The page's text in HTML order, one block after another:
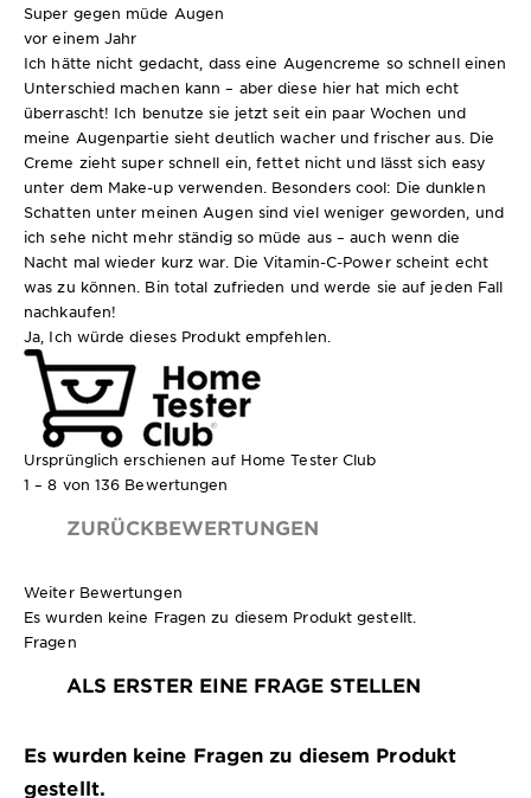
Super gegen müde Augen
vor einem Jahr
Ich hätte nicht gedacht, dass eine Augencreme so schnell einen
Unterschied machen kann – aber diese hier hat mich echt
überrascht! Ich benutze sie jetzt seit ein paar Wochen und
meine Augenpartie sieht deutlich wacher und frischer aus. Die
Creme zieht super schnell ein, fettet nicht und lässt sich easy
unter dem Make-up verwenden. Besonders cool: Die dunklen
Schatten unter meinen Augen sind viel weniger geworden, und
ich sehe nicht mehr ständig so müde aus – auch wenn die
Nacht mal wieder kurz war. Die Vitamin-C-Power scheint echt
was zu können. Bin total zufrieden und werde sie auf jeden Fall
nachkaufen!
Ja, Ich würde dieses Produkt empfehlen.
Ursprünglich erschienen auf Home Tester Club
1 – 8 von 136 Bewertungen
ZURÜCKBEWERTUNGEN
Weiter Bewertungen
Es wurden keine Fragen zu diesem Produkt gestellt.
Fragen
ALS ERSTER EINE FRAGE STELLEN
Es wurden keine Fragen zu diesem Produkt
gestellt.